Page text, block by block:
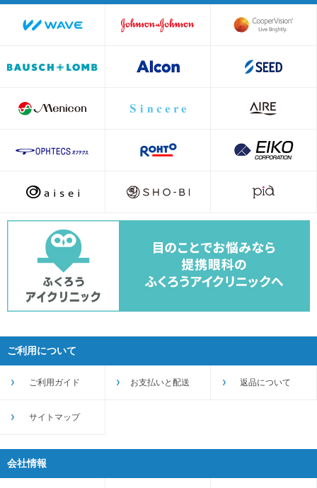
ご利用について
ご利用ガイド お支払いと配送 返品について
サイトマップ
会社情報